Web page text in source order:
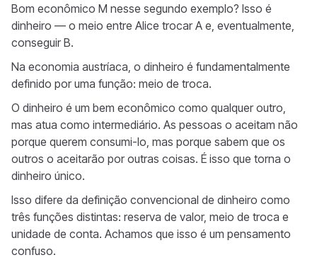
Bom econômico M nesse segundo exemplo? Isso é
dinheiro — o meio entre Alice trocar A e, eventualmente,
conseguir B.
Na economia austríaca, o dinheiro é fundamentalmente
definido por uma função: meio de troca.
O dinheiro é um bem econômico como qualquer outro,
mas atua como intermediário. As pessoas o aceitam não
porque querem consumi-lo, mas porque sabem que os
outros o aceitarão por outras coisas. É isso que torna o
dinheiro único.
Isso difere da definição convencional de dinheiro como
três funções distintas: reserva de valor, meio de troca e
unidade de conta. Achamos que isso é um pensamento
confuso.